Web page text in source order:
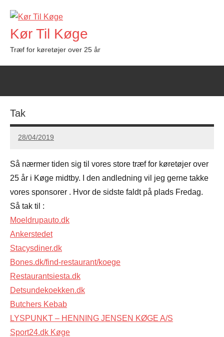
indhold
Kør Til Køge
Træf for køretøjer over 25 år
Tak
28/04/2019
Carsten
Så nærmer tiden sig til vores store træf for køretøjer over
25 år i Køge midtby. I den andledning vil jeg gerne takke
vores sponsorer . Hvor de sidste faldt på plads Fredag.
Så tak til :
Moeldrupauto.dk
Ankerstedet
Stacysdiner.dk
Bones.dk/find-restaurant/koege
Restaurantsiesta.dk
Detsundekoekken.dk
Butchers Kebab
LYSPUNKT – HENNING JENSEN KØGE A/S
Sport24.dk Køge